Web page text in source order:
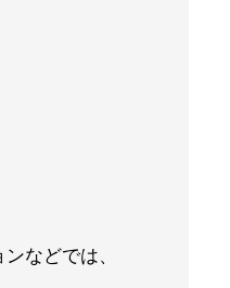
などでは、